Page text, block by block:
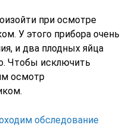
при осмотре
У этого прибора очень
и два плодных яйца
Чтобы исключить
осмотр
обследование